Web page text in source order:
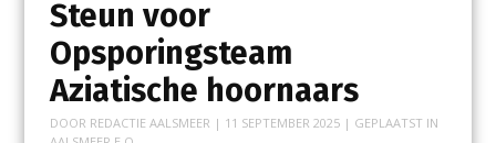
Steun voor
Opsporingsteam
Aziatische hoornaars
DOOR REDACTIE AALSMEER | 11 SEPTEMBER 2025| GEPLAATST IN